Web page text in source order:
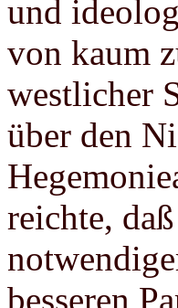
und
von kaum
westlicher
über den
reichte,
besseren